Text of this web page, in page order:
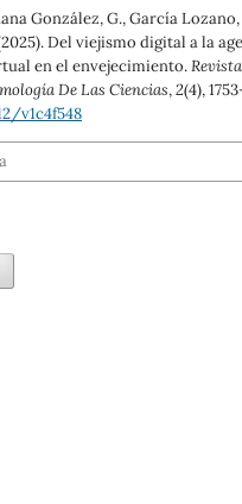
González, G., García Lozano,
Del viejismo digital a la
en el envejecimiento.Revista
De Las Ciencias,2(4),
v1c4f548